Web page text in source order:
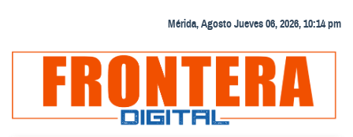
Mérida, Agosto Jueves 06, 2026, 10:14 pm